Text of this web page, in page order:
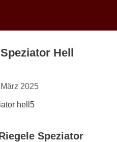
Hell
2025
Speziator